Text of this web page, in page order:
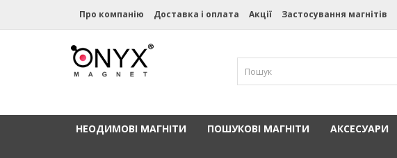
Про компанію Доставка і оплата Акції Застосування магнітів
НЕОДИМОВІ МАГНІТИ ПОШУКОВІ МАГНІТИ АКСЕСУАРИ